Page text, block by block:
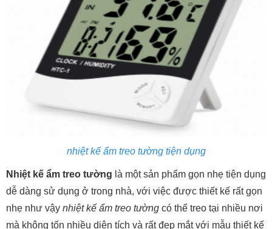
nhiệt kế ẩm treo tường tiện dụng
Nhiệt kế ẩm treo tường là một sản phẩm gọn nhẹ tiện dụng
dễ dàng sử dụng ở trong nhà, với việc được thiết kế rất gọn
nhẹ như vậy nhiệt kế ẩm treo tường có thể treo tại nhiều nơi
mà không tốn nhiều diện tích và rất đẹp mắt với mẫu thiết kế